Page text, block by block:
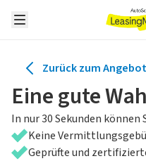
Zurück zum Angebot
Eine gute
In nur 30 Sekunden
Keine
Geprüfte und